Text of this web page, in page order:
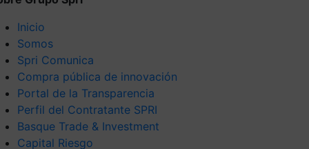
Inicio
Somos
Spri Comunica
Compra pública de innovación
Portal de la Transparencia
Perfil del Contratante SPRI
Basque Trade & Investment
Capital Riesgo